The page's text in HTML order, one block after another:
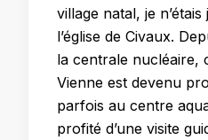
village natal, je
l’église de Civaux.
la centrale nucléaire,
Vienne est devenu
parfois au centre
profité d’une visite